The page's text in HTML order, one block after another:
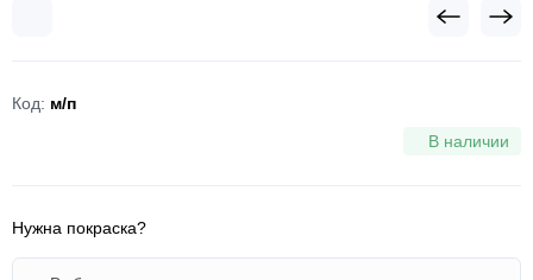
Код: м/п
В наличии
Нужна покраска?